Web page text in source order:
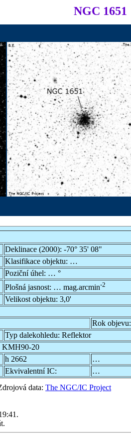
NGC 1651
Deklinace (2000): -70° 35' 08"
Klasifikace objektu: …
Poziční úhel: … °
Plošná jasnost: … mag.arcmin-2
Velikost objektu: 3,0'
Rok objevu:
Typ dalekohledu: Reflektor
KMH90-20
h 2662
…
Ekvivalentní IC:
…
data: The NGC/IC Project